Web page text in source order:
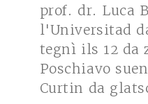
prof. dr. Luca
l'Universitad
tegnì ils 12 da
Poschiavo
Curtin da